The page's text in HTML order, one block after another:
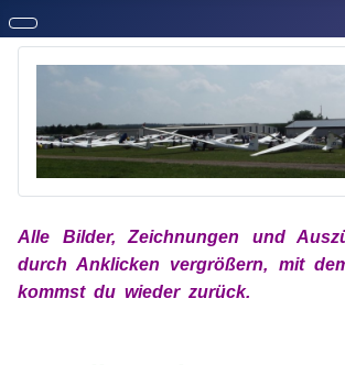
Alle Bilder, Zeichnungen und
durch Anklicken vergrößern, mit
kommst du wieder zurück.